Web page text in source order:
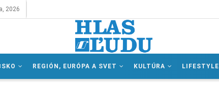
2026
REGIÓN, EURÓPA A SVET KULTÚRA LIFESTYLE